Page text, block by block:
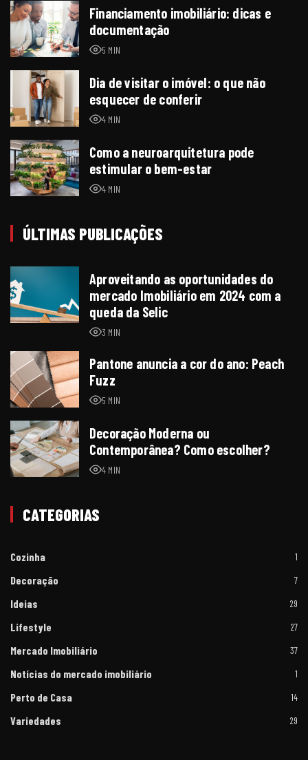
Financiamento imobiliário: dicas e
documentação
5 MIN
Dia de visitar o imóvel: o que não
esquecer de conferir
4 MIN
Como a neuroarquitetura pode
estimular o bem-estar
4 MIN
ÚLTIMAS PUBLICAÇÕES
Aproveitando as oportunidades do
mercado Imobiliário em 2024 com a
queda da Selic
3 MIN
Pantone anuncia a cor do ano: Peach
Fuzz
5 MIN
Decoração Moderna ou
Contemporânea? Como escolher?
4 MIN
CATEGORIAS
Cozinha 1
Decoração 7
Ideias 29
Lifestyle 27
Mercado Imobiliário 37
Notícias do mercado imobiliário 1
Perto de Casa 14
Variedades 29